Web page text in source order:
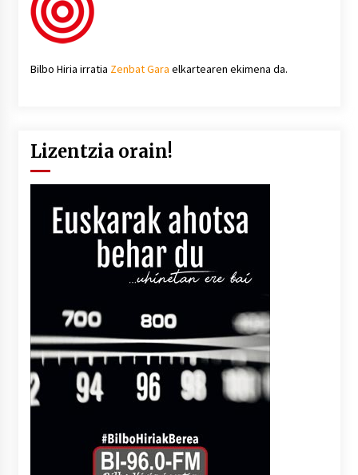
Bilbo Hiria irratia Zenbat Gara elkartearen ekimena da.
Lizentzia orain!